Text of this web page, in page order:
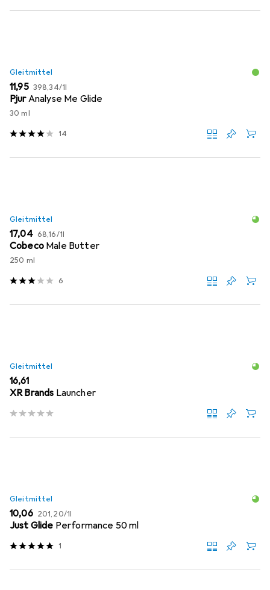
Gleitmittel
EUR
11,95 EUR
398,34/1l
PjurAnalyse Me Glide
30 ml
14
Gleitmittel
EUR
17,04 EUR
68,16/1l
Cobeco Male Butter
250 ml
6
Gleitmittel
EUR
16,61
XR Brands Launcher
Gleitmittel
EUR
10,06 EUR
201,20/1l
Just Glide Performance 50 ml
1